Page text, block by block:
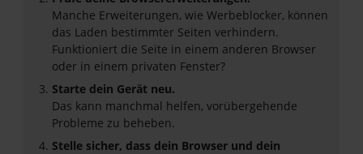
Manche Erweiterungen, wie Werbeblocker, können
das Laden bestimmter Seiten verhindern.
Funktioniert die Seite in einem anderen Browser
oder in einem privaten Fenster?
Starte dein Gerät neu.
Das kann manchmal helfen, vorübergehende
Probleme zu beheben.
Stelle sicher, dass dein Browser und dein